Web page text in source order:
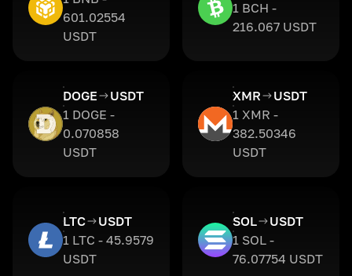
601.02554
USDT
1 BCH -
216.067 USDT
DOGE
USDT
1 DOGE -
0.070858
USDT
XMR
USDT
1 XMR -
382.50346
USDT
LTC
USDT
1 LTC - 45.9579
USDT
SOL
USDT
1 SOL -
76.07754 USDT